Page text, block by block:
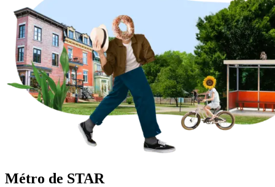
Métro de STAR